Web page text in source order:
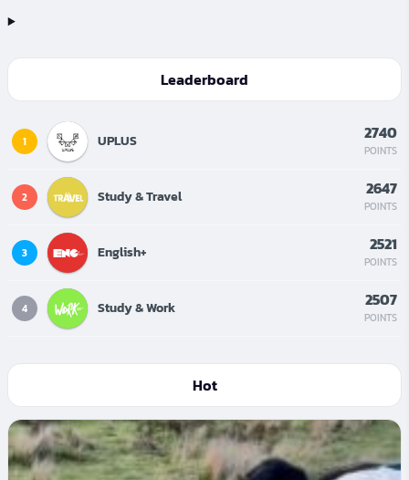
Leaderboard
1 UPLUS 2740
POINTS
2 Study & Travel 2647
POINTS
3 English+ 2521
POINTS
4 Study & Work 2507
POINTS
Hot